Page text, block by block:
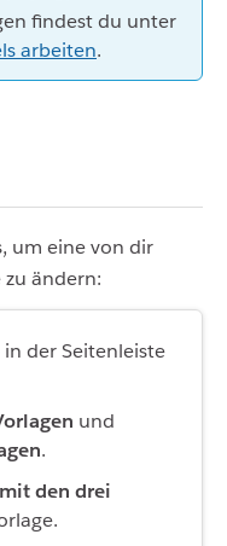
findest du unter
arbeiten.
um eine von dir
ändern:
der Seitenleiste
und
.
den drei